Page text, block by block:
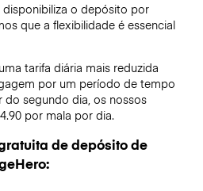
o depósito por
que a flexibilidade é essencial
tarifa diária mais reduzida
por um período de tempo
segundo dia, os nossos
por mala por dia.
de depósito de